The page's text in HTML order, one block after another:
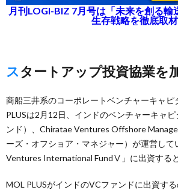
月刊LOGI-BIZ 7月号は「未来を創る輸
生存戦略を徹底取材
スタートアップ投資協業を
商船三井系のコーポレートベンチャーキャピ
PLUSは2月12日、インドのベンチャーキャ
ンド）、Chiratae Ventures Offshore
ーズ・オフショア・マネジャー）が運営して
Ventures International FundⅤ」に出資すると
MOL PLUSがインドのVCファンドに出資す